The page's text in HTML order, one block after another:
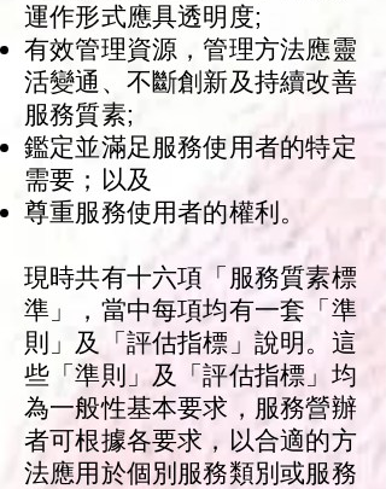
運作形式應具透明度;
有效管理資源，管理方法應靈
活變通、不斷創新及持續改善
服務質素;
鑑定並滿足服務使用者的特定
需要；以及
尊重服務使用者的權利。
現時共有十六項「服務質素標
準」，當中每項均有一套「準
則」及「評估指標」說明。這
些「準則」及「評估指標」均
為一般性基本要求，服務營辦
者可根據各要求，以合適的方
法應用於個別服務類別或服務